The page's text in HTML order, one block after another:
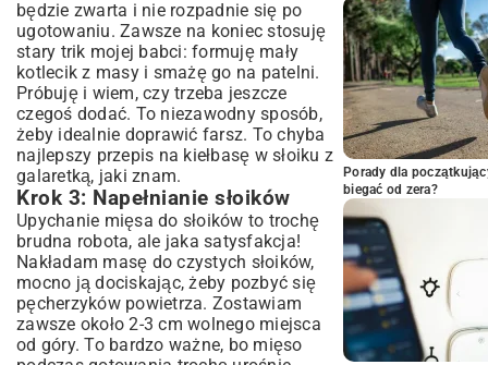
będzie zwarta i nie rozpadnie się po
ugotowaniu. Zawsze na koniec stosuję
stary trik mojej babci: formuję mały
kotlecik z masy i smażę go na patelni.
Próbuję i wiem, czy trzeba jeszcze
czegoś dodać. To niezawodny sposób,
żeby idealnie doprawić farsz. To chyba
najlepszy przepis na kiełbasę w słoiku z
galaretką, jaki znam.
Krok 3: Napełnianie słoików
Upychanie mięsa do słoików to trochę
brudna robota, ale jaka satysfakcja!
Nakładam masę do czystych słoików,
mocno ją dociskając, żeby pozbyć się
pęcherzyków powietrza. Zostawiam
zawsze około 2-3 cm wolnego miejsca
od góry. To bardzo ważne, bo mięso
Porady dla
biegać od zera?